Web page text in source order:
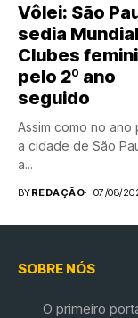
Vôlei: São
sedia
Clubes
pelo 2º ano
seguido
Assim como no ano
a cidade de São
a...
BYREDAÇÃO 07/08/
SOBRE NÓS
O primeiro